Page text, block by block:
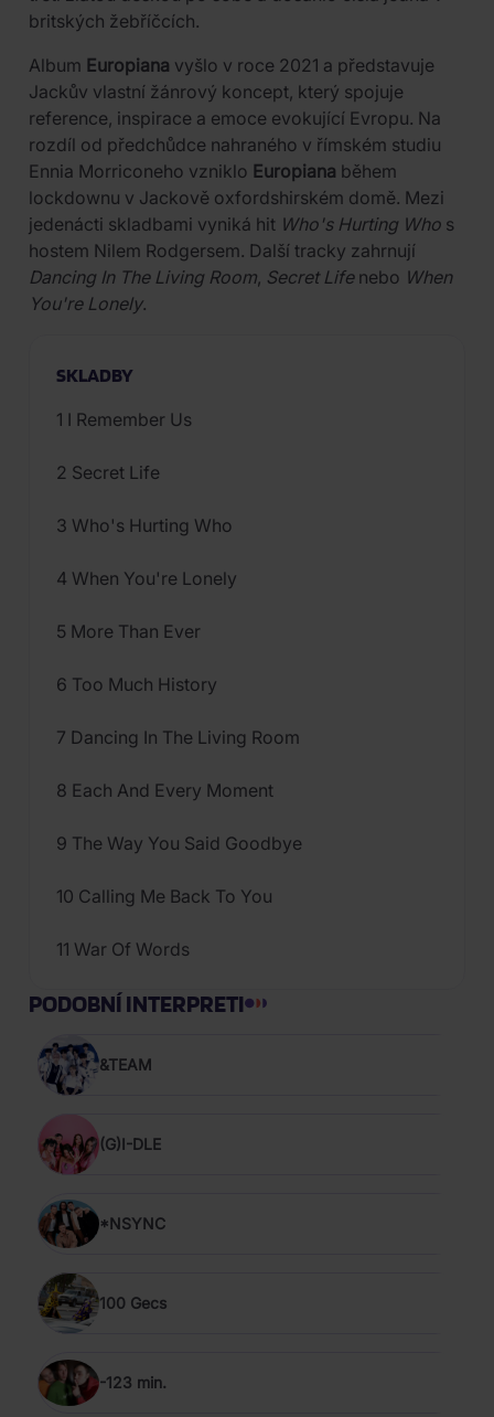
britských žebříčcích.
Album Europiana vyšlo v roce 2021 a představuje
Jackův vlastní žánrový koncept, který spojuje
reference, inspirace a emoce evokující Evropu. Na
rozdíl od předchůdce nahraného v římském studiu
Ennia Morriconeho vzniklo Europiana během
lockdownu v Jackově oxfordshirském domě. Mezi
jedenácti skladbami vyniká hit Who's Hurting Who s
hostem Nilem Rodgersem. Další tracky zahrnují
Dancing In The Living Room, Secret Lifenebo When
You're Lonely.
SKLADBY
1 I Remember Us
2 Secret Life
3 Who's Hurting Who
4 When You're Lonely
5 More Than Ever
6 Too Much History
7 Dancing In The Living Room
8 Each And Every Moment
9 The Way You Said Goodbye
10 Calling Me Back To You
11 War Of Words
PODOBNÍ INTERPRETI
&TEAM
(G)I-DLE
*NSYNC
100 Gecs
-123 min.